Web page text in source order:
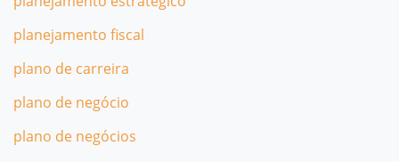
planejamento fiscal
plano de carreira
plano de negócio
plano de negócios